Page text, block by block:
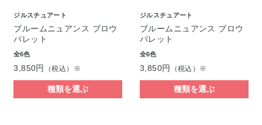
ジルスチュアート
ブルームニュアンス ブロウ
パレット
全6色
3,850円 （税込）※
種類を選ぶ
ジルスチュアート
ブルームニュアンス ブロウ
パレット
全6色
3,850円 （税込）※
種類を選ぶ